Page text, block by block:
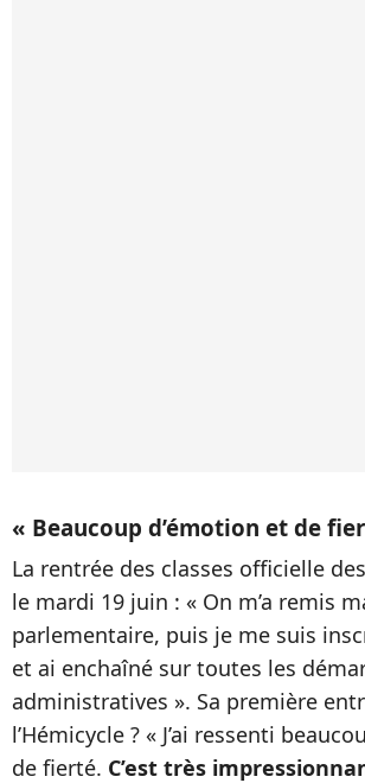
« Beaucoup d’émotion et de
La rentrée des classes officielle
le mardi 19 juin : « On m’a remis
parlementaire, puis je me suis
et ai enchaîné sur toutes les
administratives ». Sa première
l’Hémicycle ? « J’ai ressenti
de fierté. C’est très